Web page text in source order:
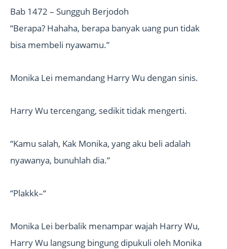
Bab 1472 – Sungguh Berjodoh
“Berapa? Hahaha, berapa banyak uang pun tidak
bisa membeli nyawamu.”
Monika Lei memandang Harry Wu dengan sinis.
Harry Wu tercengang, sedikit tidak mengerti.
“Kamu salah, Kak Monika, yang aku beli adalah
nyawanya, bunuhlah dia.”
“Plakkk–“
Monika Lei berbalik menampar wajah Harry Wu,
Harry Wu langsung bingung dipukuli oleh Monika